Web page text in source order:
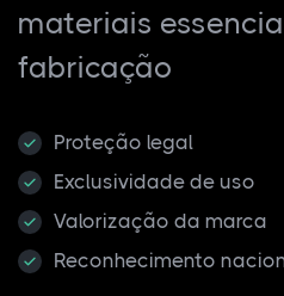
materiais
fabricação
Proteção legal
Exclusividade de uso
Valorização da marca
Reconhecimento